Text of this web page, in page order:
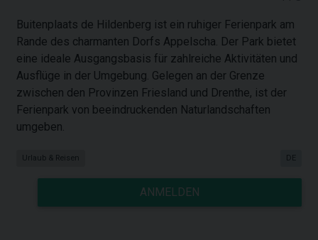
Buitenplaats de Hildenberg ist ein ruhiger Ferienpark am
Rande des charmanten Dorfs Appelscha. Der Park bietet
eine ideale Ausgangsbasis für zahlreiche Aktivitäten und
Ausflüge in der Umgebung. Gelegen an der Grenze
zwischen den Provinzen Friesland und Drenthe, ist der
Ferienpark von beeindruckenden Naturlandschaften
umgeben.
Urlaub & Reisen DE
ANMELDEN